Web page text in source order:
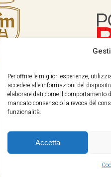
Per offrire le migliori esperienze,
accedere alle informazioni del
elaborare dati come il comportamento
mancato consenso o la revoca del
funzionalità.
Accetta